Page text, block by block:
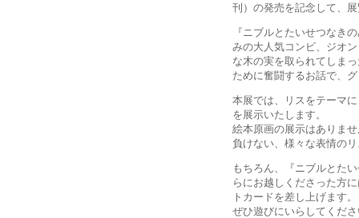
刊）の発売を記念して、
『ニブルとたいせつなき
みの大人気コンビ、ジオ
な木の実を取られてしま
ために奮闘するお話で、
本展では、リスをテーマ
を展示いたします。
絵本原画の展示はありま
負けない、様々な表情の
もちろん、『ニブルとた
らにお越しくださった方
トカードを差し上げます。
ぜひ遊びにいらしてくだ